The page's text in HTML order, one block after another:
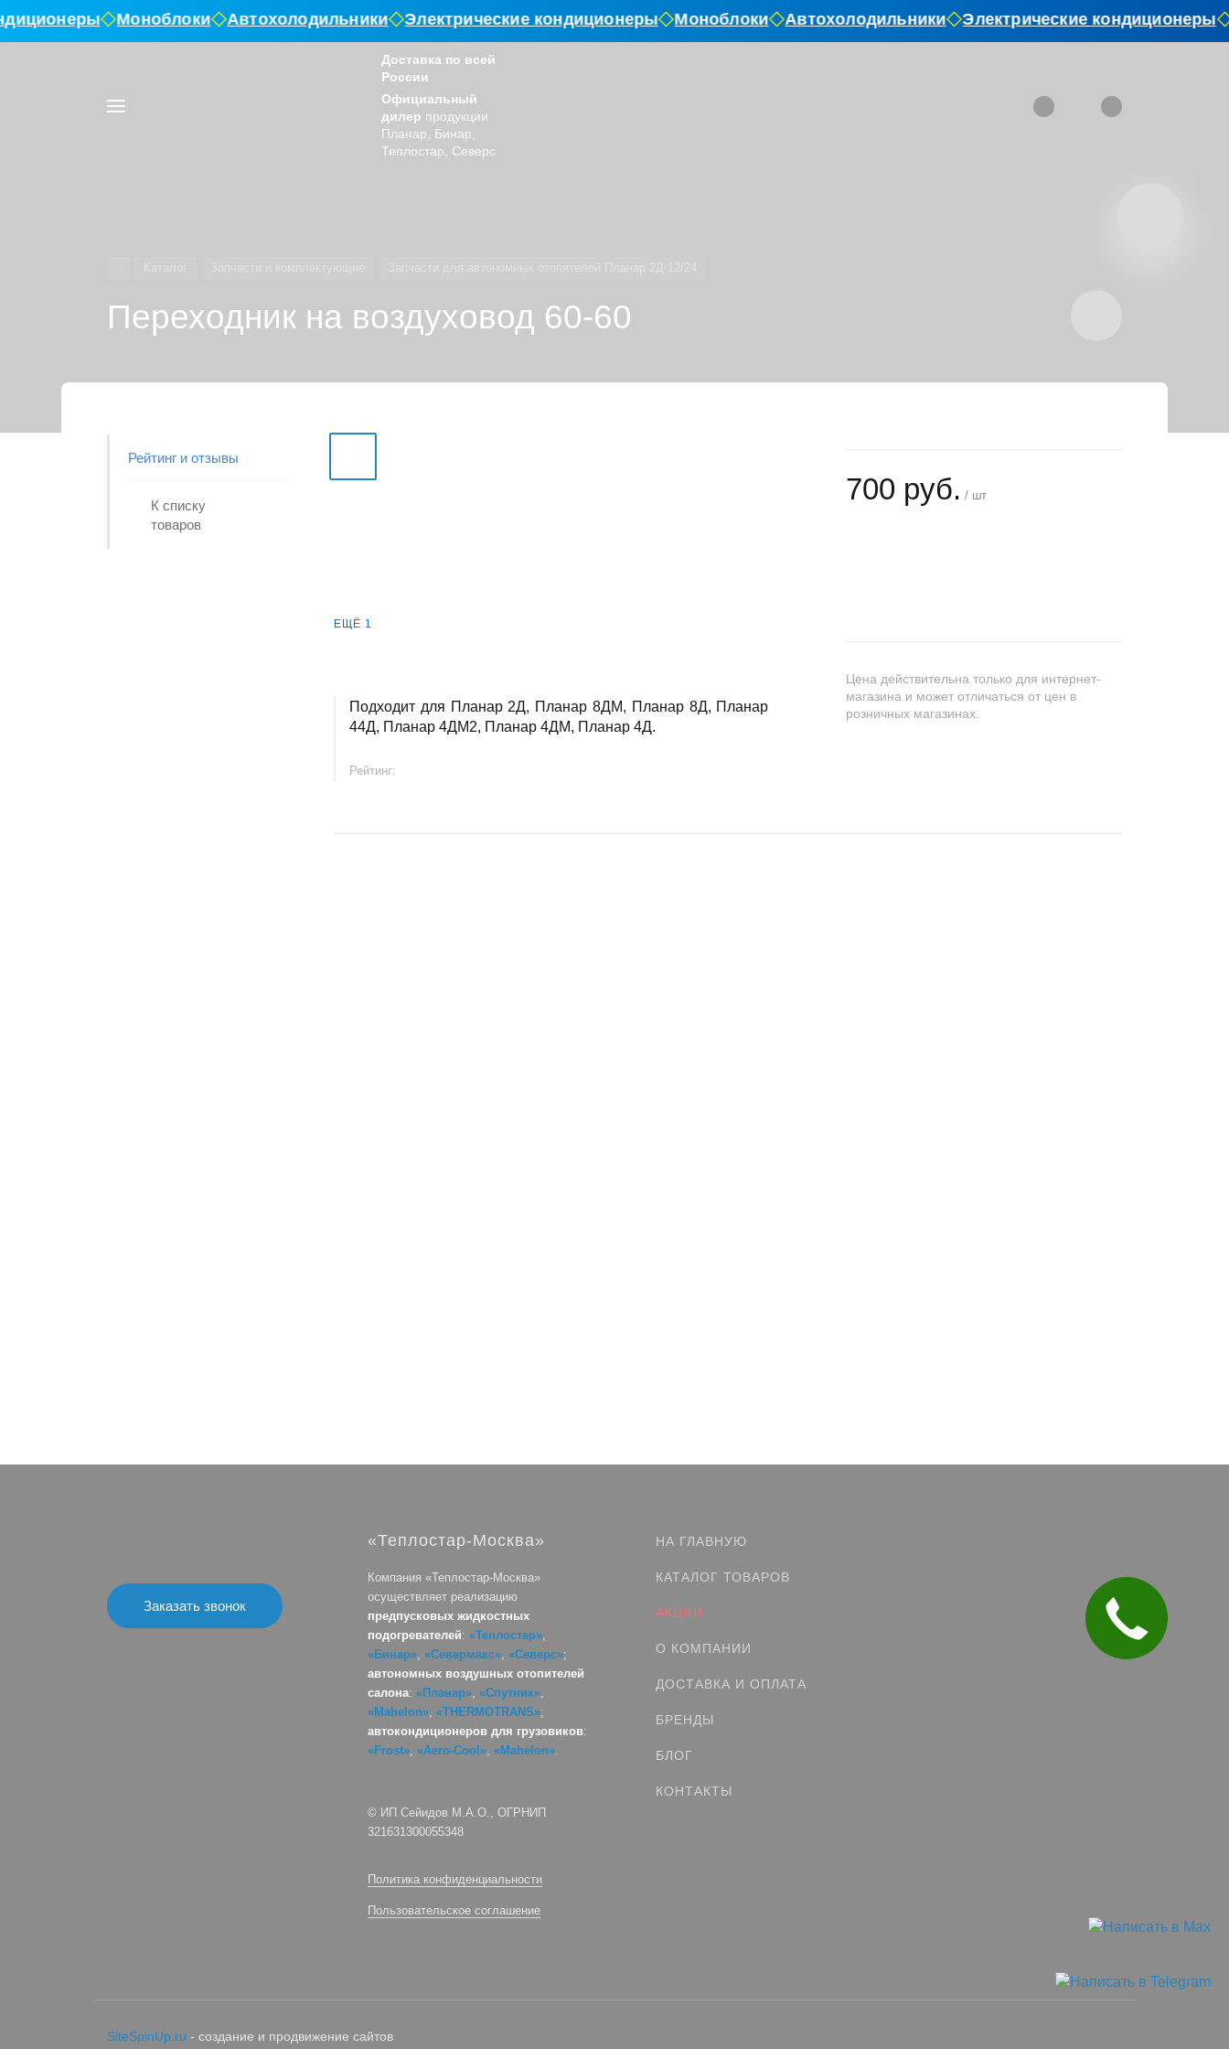
Моноблоки Автохолодильники Электрические кондиционеры Моноблоки Автохолодильники Электрические кондиционеры
в каталоге
Найти
Доставка по всей
России
Официальный
дилер продукции
Планар, Бинар,
Теплостар, Северс
Переходник на воздуховод 60-60
Рейтинг и отзывы
К списку
товаров
ЕЩЁ 1
Подходит для Планар 2Д, Планар 8ДМ, Планар 8Д, Планар
44Д, Планар 4ДМ2, Планар 4ДМ, Планар 4Д.
Рейтинг:
700 руб. / шт
Цена действительна только для интернет-
магазина и может отличаться от цен в
розничных магазинах.
Заказать звонок
«Теплостар-Москва»
Компания «Теплостар-Москва»
осуществляет реализацию
предпусковых жидкостных
подогревателей: «Теплостар»,
«Бинар», «Севермакс», «Северс»;
автономных воздушных отопителей
салона: «Планар», «Спутник»,
«Mahelon», «THERMOTRANS»;
автокондиционеров для грузовиков:
«Frost», «Aero-Cool», «Mahelon».
© ИП Сейидов М.А.О., ОГРНИП
321631300055348
Политика конфиденциальности
Пользовательское соглашение
НА ГЛАВНУЮ
КАТАЛОГ ТОВАРОВ
АКЦИИ
О КОМПАНИИ
ДОСТАВКА И ОПЛАТА
БРЕНДЫ
БЛОГ
КОНТАКТЫ
SiteSpinUp.ru - создание и продвижение сайтов